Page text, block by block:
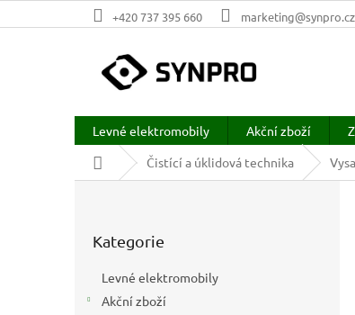
na
+420 737 395 660 marketing@synpro.cz
Levné elektromobily Akční zboží
Domů
Čistící a úklidová technika
kategorie
Kategorie
Levné elektromobily
Akční zboží